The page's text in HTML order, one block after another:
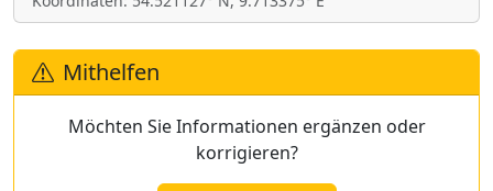
Mithelfen
Möchten Sie Informationen ergänzen oder
korrigieren?